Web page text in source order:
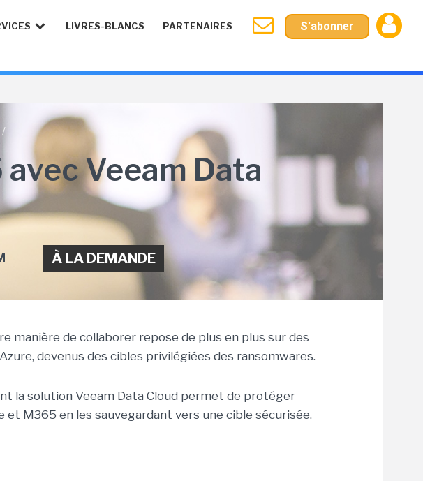
LIVRES-BLANCS PARTENAIRES S'abonner
/
Veeam Data
À LA DEMANDE
manière de collaborer repose de plus en plus sur des
devenus des cibles privilégiées des ransomwares.
la solution Veeam Data Cloud permet de protéger
M365 en les sauvegardant vers une cible sécurisée.